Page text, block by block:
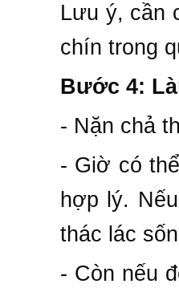
Lưu ý, cần
chín trong
Bước 4:
- Nặn chả
- Giờ có
hợp lý.
thác lác
- Còn nếu